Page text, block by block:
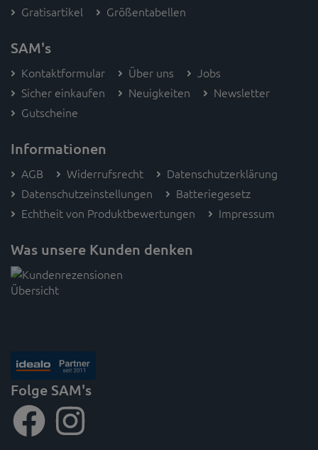
Gratisartikel
Größentabellen
SAM's
Kontaktformular Über uns
Jobs
Sicher einkaufen
Neuigkeiten
Newsletter
Gutscheine
Informationen
AGB Widerrufsrecht
Datenschutzerklärung
Datenschutzeinstellungen
Batteriegesetz
Echtheit von Produktbewertungen
Impressum
Was unsere Kunden denken
Folge SAM's